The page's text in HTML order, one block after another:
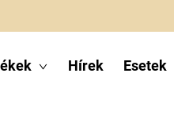
Hírek Esetek